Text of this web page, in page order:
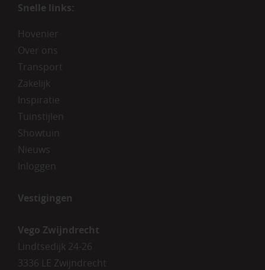
Snelle links:
Hovenier
Over ons
Transport
Zakelijk
Inspiratie
Tuinstijlen
Showtuin
Nieuws
Inloggen
Vestigingen
Vego Zwijndrecht
Lindtsedijk 24-26
3336 LE Zwijndrecht